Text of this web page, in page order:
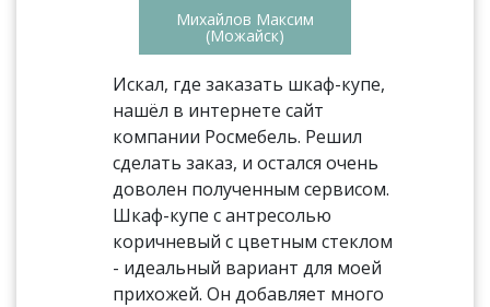
Михайлов Максим
(Можайск)
Искал, где заказать шкаф-купе,
нашёл в интернете сайт
компании Росмебель. Решил
сделать заказ, и остался очень
доволен полученным сервисом.
Шкаф-купе с антресолью
коричневый с цветным стеклом
- идеальный вариант для моей
прихожей. Он добавляет много